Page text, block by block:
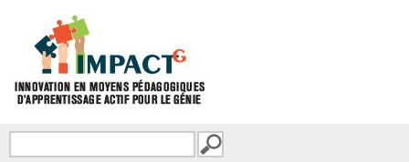
FORMULAIRE DE